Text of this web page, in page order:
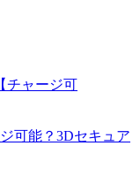
可能？3Dセキュア